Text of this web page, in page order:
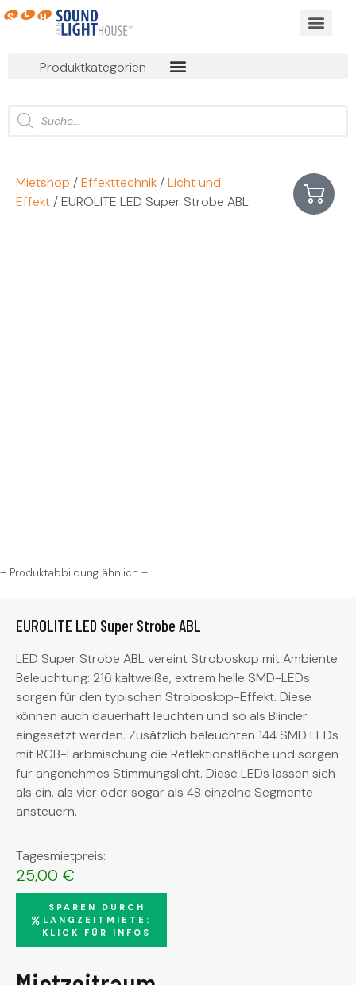
Produktkategorien
Mietshop /Effekttechnik /Licht und
Effekt / EUROLITE LED Super Strobe ABL
– Produktabbildung ähnlich –
EUROLITE LED Super Strobe ABL
LED Super Strobe ABL vereint Stroboskop mit Ambiente
Beleuchtung: 216 kaltweiße, extrem helle SMD-LEDs
sorgen für den typischen Stroboskop-Effekt. Diese
können auch dauerhaft leuchten und so als Blinder
eingesetzt werden. Zusätzlich beleuchten 144 SMD LEDs
mit RGB-Farbmischung die Reflektionsfläche und sorgen
für angenehmes Stimmungslicht. Diese LEDs lassen sich
als ein, als vier oder sogar als 48 einzelne Segmente
ansteuern.
Tagesmietpreis:
25,00 €
SPAREN DURCH
LANGZEITMIETE:
KLICK FÜR INFOS